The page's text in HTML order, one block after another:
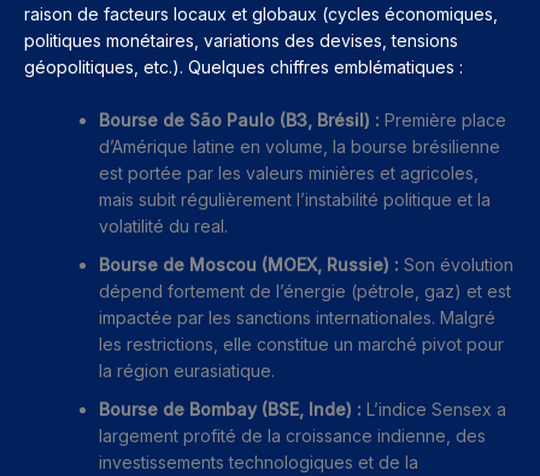
raison de facteurs locaux et globaux (cycles économiques,
politiques monétaires, variations des devises, tensions
géopolitiques, etc.). Quelques chiffres emblématiques :
Bourse de São Paulo (B3, Brésil) : Première place
d’Amérique latine en volume, la bourse brésilienne
est portée par les valeurs minières et agricoles,
mais subit régulièrement l’instabilité politique et la
volatilité du real.
Bourse de Moscou (MOEX, Russie) : Son évolution
dépend fortement de l’énergie (pétrole, gaz) et est
impactée par les sanctions internationales. Malgré
les restrictions, elle constitue un marché pivot pour
la région eurasiatique.
Bourse de Bombay (BSE, Inde) : L’indice Sensex a
largement profité de la croissance indienne, des
investissements technologiques et de la